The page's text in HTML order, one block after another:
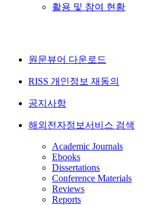
활용 및 참여 현황
원문뷰어 다운로드
RISS 개인정보 재동의
공지사항
해외전자정보서비스 검색
Academic Journals
Ebooks
Dissertations
Conference Materials
Reviews
Reports